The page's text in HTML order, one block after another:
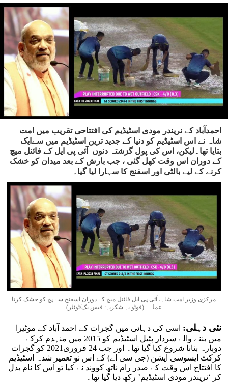
احمدآباد کے نریندر مودی اسٹیڈیم کی افتتاحی تقریب میں امت
شاہ نے اس اسٹیڈیم کو دنیا کے جدید ترین اسٹیڈیم میں سےایک
بتایا تھا۔لیکن، اس کی پول گزشتہ دنوں آئی پی ایل کے فائنل میچ
کے دوران اس وقت کھل گئی ، جب بارش کے بعد میدان کو خشک
کرنے کے لیے بالٹی اور اسفنج کا سہارا لیا گیا۔
مرکزی وزیر امت شاہ، آئی پی ایل فائنل میچ کے دوران اسفنج سے پچ کو خشک کرتا
عملہ۔ (فوٹو بہ شکریہ: فیس بک/ٹوئٹر)
نئی دہلی: اسی کی دہائی میں گجرات کے احمد آباد کے موٹیرا
میں بننے والے سردار پٹیل اسٹیڈیم کو 2015 میں منہدم کرکے
دوبارہ بنانا شروع کیا گیا تھا۔ اور جب 24 فروری2021 کو گجرات
کرکٹ ایسوسی ایشن (جی سی اے) کے اس نو تعمیر شدہ اسٹیڈیم
کا افتتاح اس وقت کے صدر رام ناتھ کووند نے کیا تو اس کا نام بدل
کر ‘نریندر مودی اسٹیڈیم’ رکھ دیا گیا تھا۔